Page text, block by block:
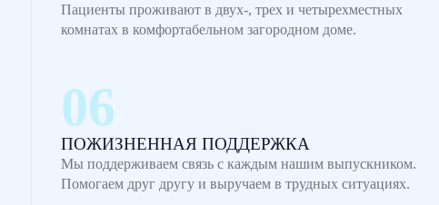
Пациенты проживают в двух-, трех и четырехместных
комнатах в комфортабельном загородном доме.
ПОЖИЗНЕННАЯ ПОДДЕРЖКА
Мы поддерживаем связь с каждым нашим выпускником.
Помогаем друг другу и выручаем в трудных ситуациях.